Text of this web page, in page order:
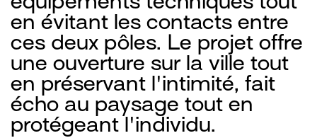
en évitant les contacts entre
ces deux pôles. Le projet offre
une ouverture sur la ville tout
en préservant l'intimité, fait
écho au paysage tout en
protégeant l'individu.